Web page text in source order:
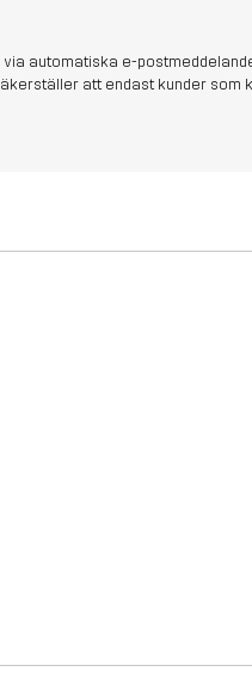
automatiska e-
att endast kunder som